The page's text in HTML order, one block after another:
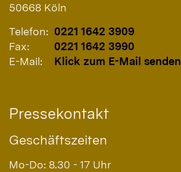
50668 Köln
Telefon: 0221 1642 3909
Fax:
0221 1642 3990
E-Mail:
Klick zum E-Mail senden
Pressekontakt
Geschäftszeiten
Mo-Do: 8.30 - 17 Uhr